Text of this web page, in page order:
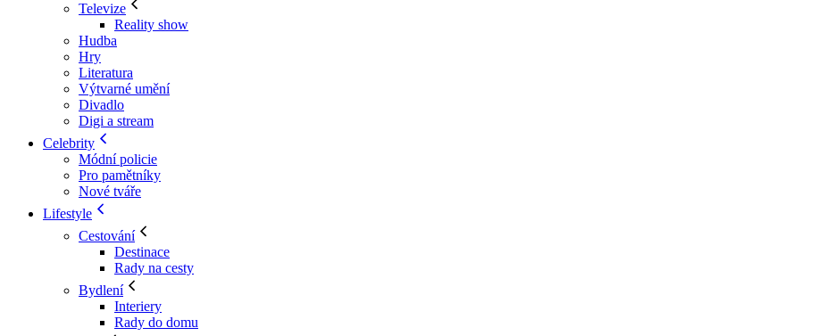
Televize
Reality show
Hudba
Hry
Literatura
Výtvarné umění
Divadlo
Digi a stream
Celebrity
Módní policie
Pro pamětníky
Nové tváře
Lifestyle
Cestování
Destinace
Rady na cesty
Bydlení
Interiery
Rady do domu